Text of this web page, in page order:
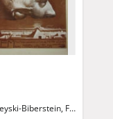
Bobola (1930-2009)
Biberstein, Franciszek